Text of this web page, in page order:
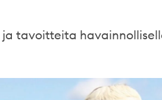
tavoitteita